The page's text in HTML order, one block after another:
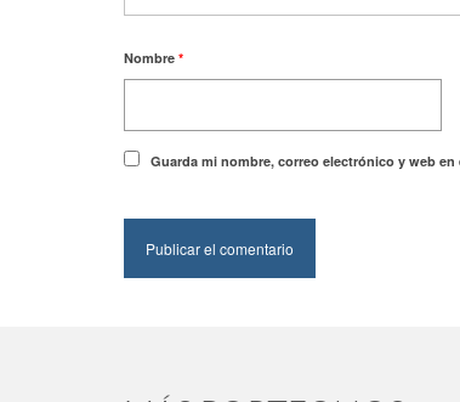
Nombre *
Guarda mi nombre, correo electrónico y web